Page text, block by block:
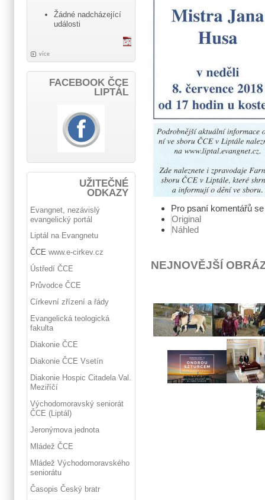
Pro psaní komentářů
Original
Náhled
NEJNOVĚJŠÍ
Žádné nadcházející
události
více
FACEBOOK ČCE
LIPTÁL
UŽITEČNÉ
ODKAZY
Evangnet, nezávislý
evangelický portál
Liptál na Evangnetu
ČCE www.e-cirkev.cz
Ústředí ČCE
Průvodce ČCE
Církevní zřízení a řády
Evangelická teologická
fakulta
Diakonie ČCE
Diakonie ČCE Vsetín
Diakonie Hospic Citadela Val.
Meziříčí
Východomoravský seniorát
ČCE (Liptál)
Jeronýmova jednota
Mládež ČCE
Mládež Východomoravského
seniorátu
Časopis Český bratr